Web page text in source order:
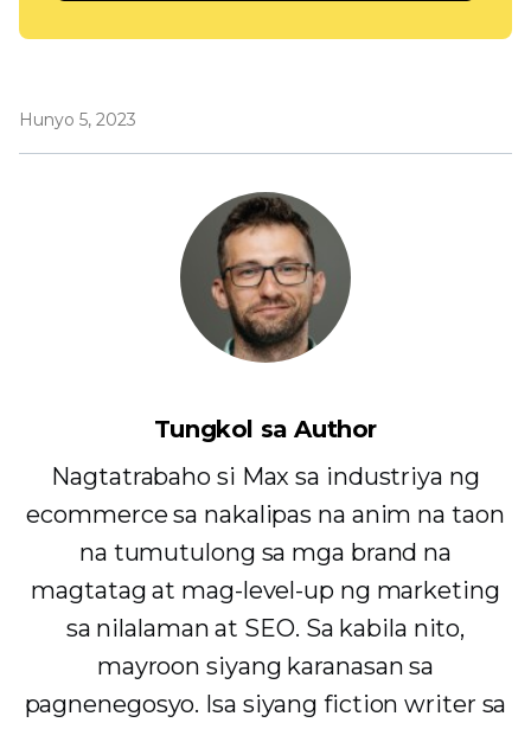
Hunyo 5, 2023
Tungkol sa Author
Nagtatrabaho si Max sa industriya ng
ecommerce sa nakalipas na anim na taon
na tumutulong sa mga brand na
magtatag at mag-level-up ng marketing
sa nilalaman at SEO. Sa kabila nito,
mayroon siyang karanasan sa
pagnenegosyo. Isa siyang fiction writer sa